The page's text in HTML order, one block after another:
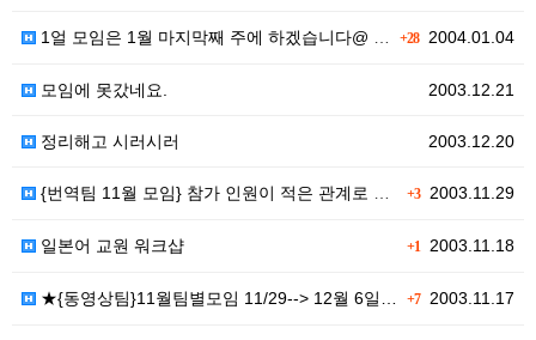
+282004.01.04
1얼 모임은 1월 마지막째 주에 하겠습니다@ 날짜는..…
2003.12.21
모임에 못갔네요.
2003.12.20
정리해고 시러시러
+32003.11.29
{번역팀 11월 모임} 참가 인원이 적은 관계로 연기되…
+1 2003.11.18
일본어 교원 워크샵
+72003.11.17
★{동영상팀}11월팀별모임 11/29--> 12월 6일…